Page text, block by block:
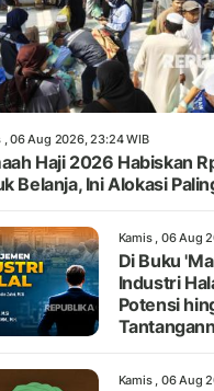
, 06 Aug 2026, 23:24 WIB
Haji 2026 Habiskan
Belanja, Ini Alokasi
Kamis , 06 Aug
Di Buku
Industri
Potensi
Kamis , 06 Aug